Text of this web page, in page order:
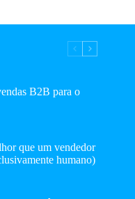
B2B para o
que um vendedor
humano)